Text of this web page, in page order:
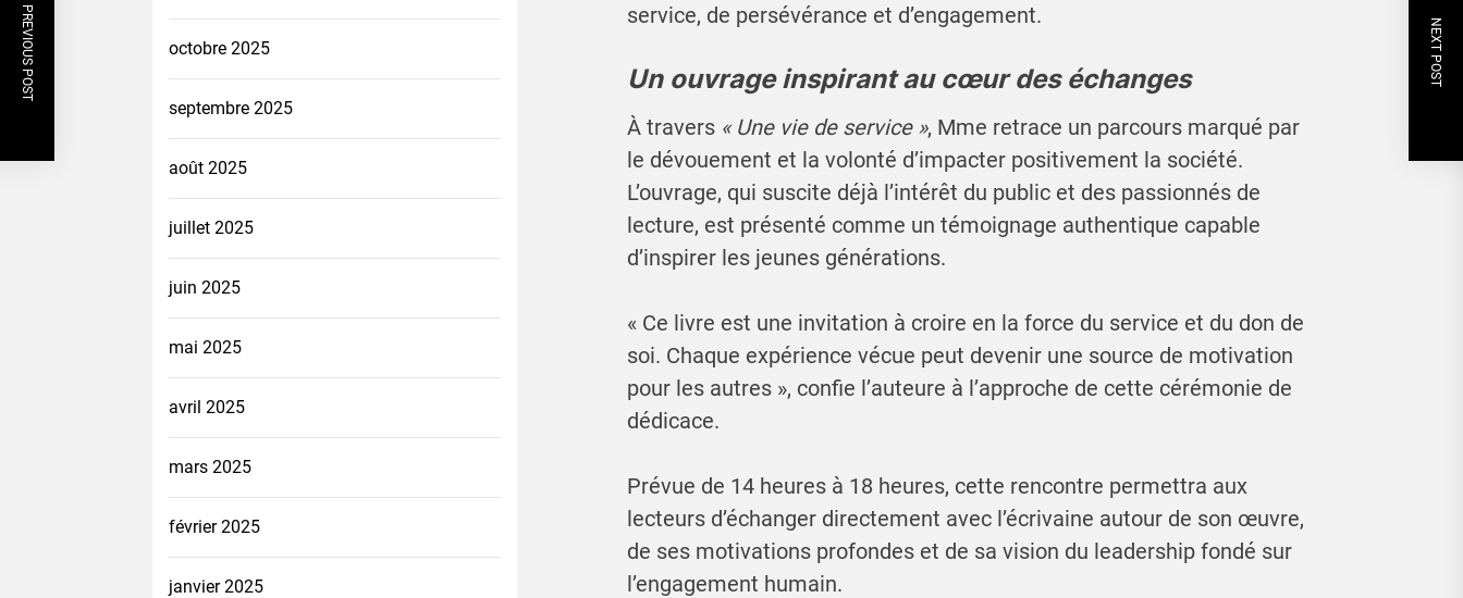
service, de persévérance et d’engagement.
Un ouvrage inspirant au cœur des échanges
À travers « Une vie de service », Mme retrace un parcours marqué par
le dévouement et la volonté d’impacter positivement la société.
L’ouvrage, qui suscite déjà l’intérêt du public et des passionnés de
lecture, est présenté comme un témoignage authentique capable
d’inspirer les jeunes générations.
« Ce livre est une invitation à croire en la force du service et du don de
soi. Chaque expérience vécue peut devenir une source de motivation
pour les autres », confie l’auteure à l’approche de cette cérémonie de
dédicace.
Prévue de 14 heures à 18 heures, cette rencontre permettra aux
lecteurs d’échanger directement avec l’écrivaine autour de son œuvre,
de ses motivations profondes et de sa vision du leadership fondé sur
l’engagement humain.
PREVIOUS POST NEXT POST
octobre 2025
septembre 2025
août 2025
juillet 2025
juin 2025
mai 2025
avril 2025
mars 2025
février 2025
janvier 2025